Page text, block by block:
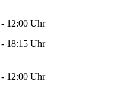
12:00 Uhr
18:15 Uhr
12:00 Uhr